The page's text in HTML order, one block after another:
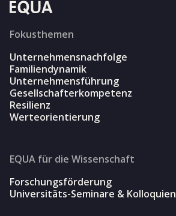
Fokusthemen
Unternehmensnachfolge
Familiendynamik
Unternehmensführung
Gesellschafterkompetenz
Resilienz
Werteorientierung
EQUA für die Wissenschaft
Forschungsförderung
Universitäts-Seminare & Kolloquien